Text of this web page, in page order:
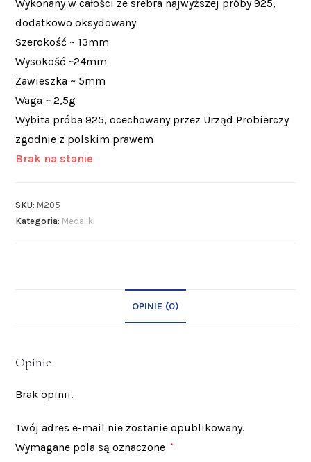
Wykonany w całości ze srebra najwyższej próby 925,
dodatkowo oksydowany
Szerokość ~ 13mm
Wysokość ~24mm
Zawieszka ~ 5mm
Waga ~ 2,5g
Wybita próba 925, ocechowany przez Urząd Probierczy
zgodnie z polskim prawem
Brak na stanie
SKU: M205
Kategoria: Medaliki
OPINIE (0)
Opinie
Brak opinii.
Twój adres e-mail nie zostanie opublikowany.
Wymagane pola są oznaczone
*